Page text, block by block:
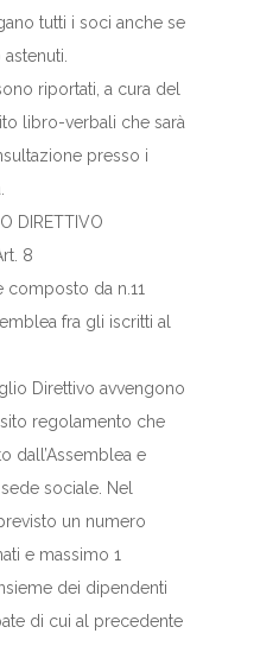
tutti i soci anche se
riportati, a cura del
libro-verbali che sarà
presso i
DIRETTIVO
8
composto da n.11
fra gli iscritti al
Direttivo avvengono
regolamento che
dall’Assemblea e
sociale. Nel
un numero
e massimo 1
dei dipendenti
di cui al precedente